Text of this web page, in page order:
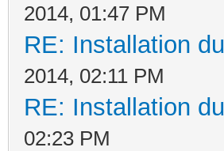
2014, 01:47 PM
RE: Installation
2014, 02:11 PM
RE: Installation
02:23 PM